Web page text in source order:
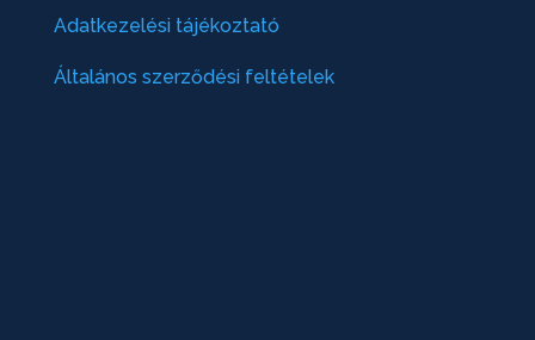
Adatkezelési tájékoztató
Általános szerződési feltételek